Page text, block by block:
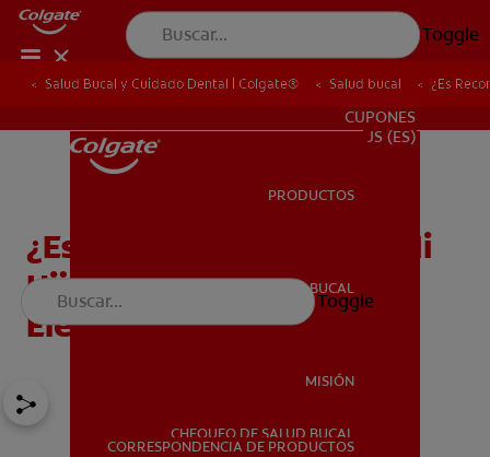
Toggle
SALUD BUCAL
PARA PROFESIONALES
CUPONES
US (ES)
PRODUCTOS
SALUD BUCAL
MISIÓN
CHEQUEO DE SALUD BUCAL
CORRESPONDENCIA DE PRODUCTOS
Toggle
Salud Bucal y Cuidado Dental | Colgate® Salud bucal ¿Es
¿Es Recomendable Que Mi
Hijo Use Un Cepillo
Eléctrico?